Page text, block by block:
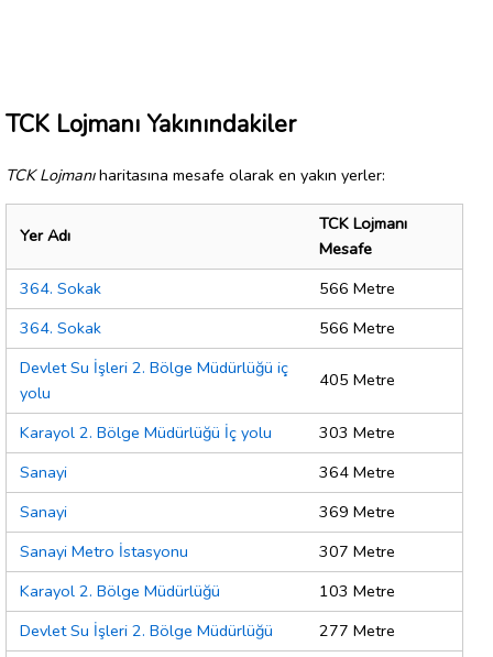
TCK Lojmanı Yakınındakiler
TCK Lojmanıharitasına mesafe olarak en yakın yerler:
Yer Adı
TCK Lojmanı
Mesafe
364. Sokak
566 Metre
364. Sokak
566 Metre
Devlet Su İşleri 2. Bölge Müdürlüğü iç
yolu
405 Metre
Karayol 2. Bölge Müdürlüğü İç yolu
303 Metre
Sanayi
364 Metre
Sanayi
369 Metre
Sanayi Metro İstasyonu
307 Metre
Karayol 2. Bölge Müdürlüğü
103 Metre
Devlet Su İşleri 2. Bölge Müdürlüğü
277 Metre